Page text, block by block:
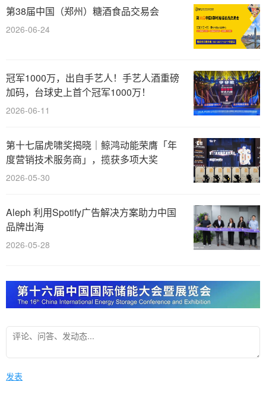
第38届中国（郑州）糖酒食品交易会
2026-06-24
冠军1000万，出自手艺人！手艺人酒重磅
加码，台球史上首个冠军1000万！
2026-06-11
第十七届虎啸奖揭晓｜鲸鸿动能荣膺「年
度营销技术服务商」，揽获多项大奖
2026-05-30
Aleph 利用Spotify广告解决方案助力中国
品牌出海
2026-05-28
发表